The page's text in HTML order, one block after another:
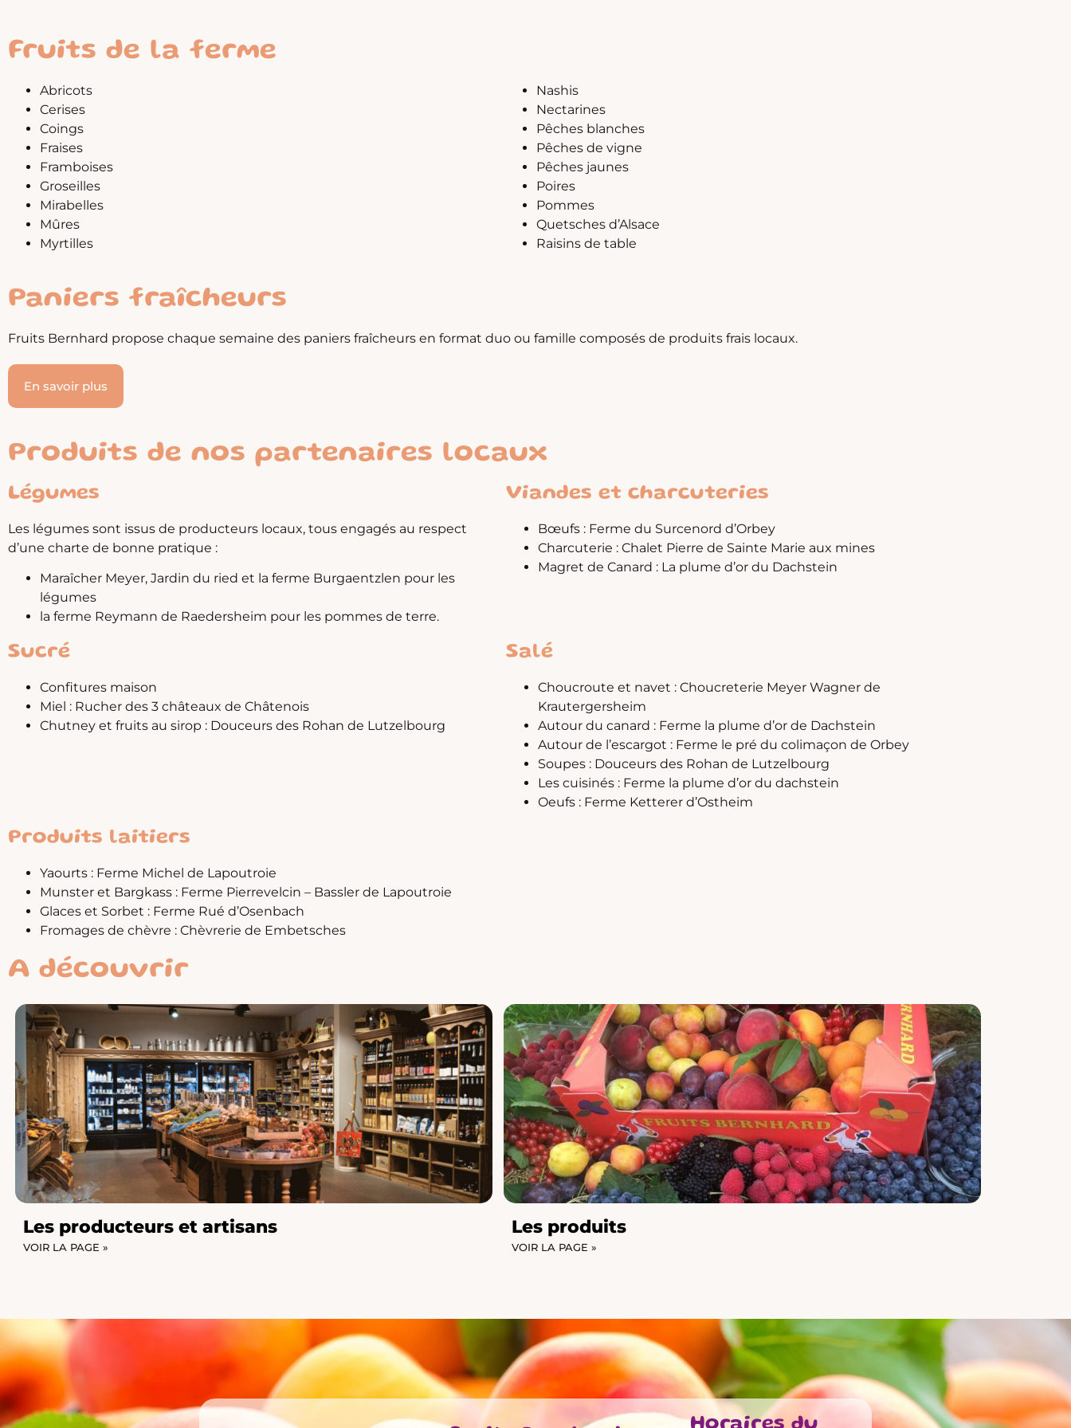
Fruits de la ferme
Abricots
Cerises
Coings
Fraises
Framboises
Groseilles
Mirabelles
Mûres
Myrtilles
Nashis
Nectarines
Pêches blanches
Pêches de vigne
Pêches jaunes
Poires
Pommes
Quetsches d’Alsace
Raisins de table
Paniers fraîcheurs
Fruits Bernhard propose chaque semaine des paniers fraîcheurs en format duo ou famille composés de produits frais locaux.
En savoir plus
Produits de nos partenaires locaux
Légumes
Les légumes sont issus de producteurs locaux, tous engagés au respect
d’une charte de bonne pratique :
Maraîcher Meyer, Jardin du ried et la ferme Burgaentzlen pour les
légumes
la ferme Reymann de Raedersheim pour les pommes de terre.
Viandes et charcuteries
Bœufs : Ferme du Surcenord d’Orbey
Charcuterie : Chalet Pierre de Sainte Marie aux mines
Magret de Canard : La plume d’or du Dachstein
Sucré
Confitures maison
Miel : Rucher des 3 châteaux de Châtenois
Chutney et fruits au sirop : Douceurs des Rohan de Lutzelbourg
Salé
Choucroute et navet : Choucreterie Meyer Wagner de
Krautergersheim
Autour du canard : Ferme la plume d’or de Dachstein
Autour de l’escargot : Ferme le pré du colimaçon de Orbey
Soupes : Douceurs des Rohan de Lutzelbourg
Les cuisinés : Ferme la plume d’or du dachstein
Oeufs : Ferme Ketterer d’Ostheim
Produits laitiers
Yaourts : Ferme Michel de Lapoutroie
Munster et Bargkass : Ferme Pierrevelcin – Bassler de Lapoutroie
Glaces et Sorbet : Ferme Rué d’Osenbach
Fromages de chèvre : Chèvrerie de Embetsches
A découvrir
Les producteurs et artisans
VOIR LA PAGE »
Les produits
VOIR LA PAGE »